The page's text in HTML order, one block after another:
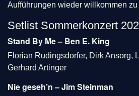
Aufführungen wieder willkommen
Setlist Sommerkonzert
Stand By Me – Ben E. King
Florian Rudingsdorfer, Dirk Ansorg,
Gerhard Artinger
Nie geseh’n – Jim Steinman